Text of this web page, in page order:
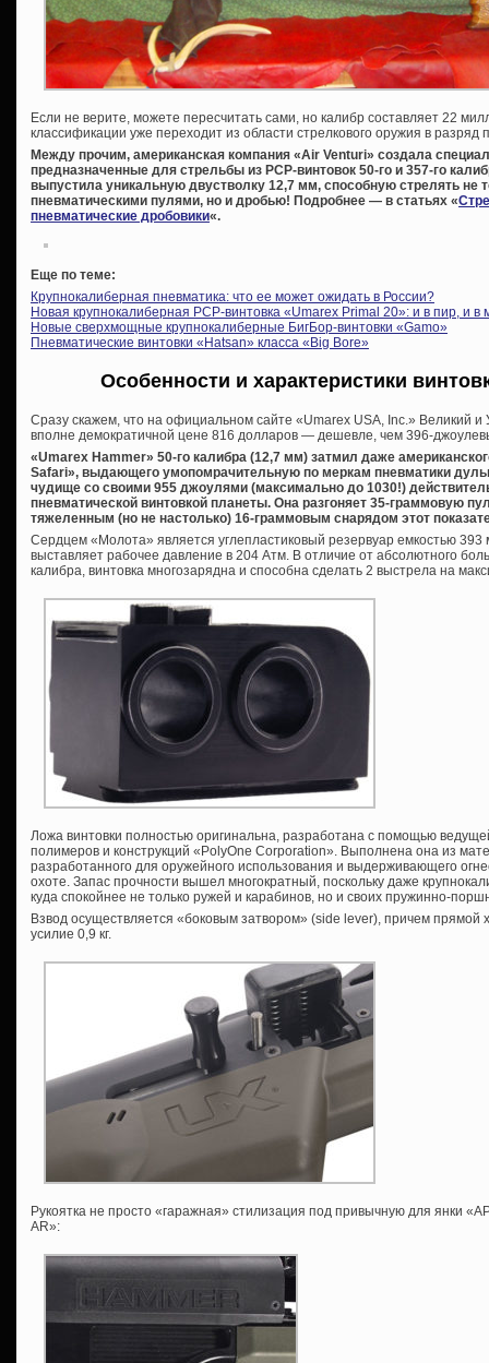
Если не верите, можете пересчитать сами, но калибр составляет 22
классификации уже переходит из области стрелкового оружия в разряд
Между прочим, американская компания «Air Venturi» создала
предназначенные для стрельбы из PCP-винтовок 50-го и 357-го
выпустила уникальную двустволку 12,7 мм, способную стрелять не
пневматическими пулями, но и дробью! Подробнее — в статьях «
пневматические дробовики«.
Еще по теме:
Крупнокалиберная пневматика: что ее может ожидать в России?
Новая крупнокалиберная PCP-винтовка «Umarex Primal 20»: и в пир, и в
Новые сверхмощные крупнокалиберные БигБор-винтовки «Gamo»
Пневматические винтовки «Hatsan» класса «Big Bore»
Особенности и характеристики
Сразу скажем, что на официальном сайте «Umarex USA, Inc.» Великий
вполне демократичной цене 816 долларов — дешевле, чем 396-
«Umarex Hammer» 50-го калибра (12,7 мм) затмил даже
Safari», выдающего умопомрачительную по меркам пневматики
чудище со своими 955 джоулями (максимально до 1030!)
пневматической винтовкой планеты. Она разгоняет 35-граммовую
тяжеленным (но не настолько) 16-граммовым снарядом этот
Сердцем «Молота» является углепластиковый резервуар емкостью
выставляет рабочее давление в 204 Атм. В отличие от абсолютного
калибра, винтовка многозарядна и способна сделать 2 выстрела на
Ложа винтовки полностью оригинальна, разработана с помощью
полимеров и конструкций «PolyOne Corporation». Выполнена она из
разработанного для оружейного использования и выдерживающего
охоте. Запас прочности вышел многократный, поскольку даже
куда спокойнее не только ружей и карабинов, но и своих пружинно-
Взвод осуществляется «боковым затвором» (side lever), причем прямой
усилие 0,9 кг.
Рукоятка не просто «гаражная» стилизация под привычную для янки
AR»: